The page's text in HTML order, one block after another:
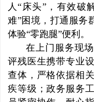
人“床头”，有效破
难”困境，打通服务
体验“零跑腿”便利。
在上门服务现
评残医生携带专业
查体，严格依据相
疾等级；政务服务